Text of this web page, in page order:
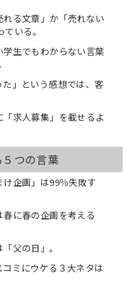
マーケティング ~「家か
買ってもらう100の販促
論社）
国』(PHP研究所)などが
る文章」か「売れない
いる。
生でもわからない言葉
」という感想では、客
求人募集」を載せるよ
つの言葉
企画」は99％失敗す
に春の企画を考える
父の日」。
ミにウケる３大ネタは